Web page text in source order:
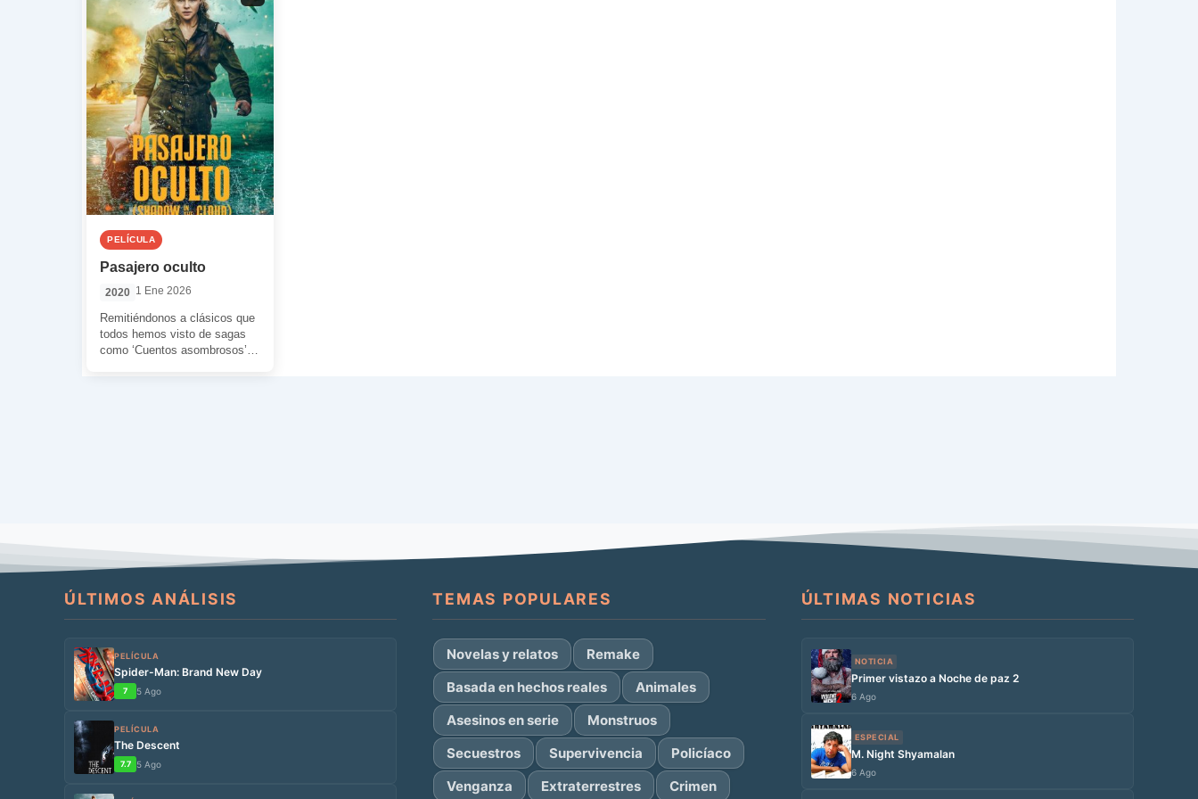
PELÍCULA
Pasajero oculto
2020 1 Ene 2026
Remitiéndonos a clásicos que
todos hemos visto de sagas
como ‘Cuentos asombrosos’ o
ÚLTIMOS ANÁLISIS
PELÍCULA
Spider-Man: Brand New Day
7 5 Ago
PELÍCULA
The Descent
7.7 5 Ago
TEMAS POPULARES
Novelas y relatos
Remake
Basada en hechos reales
Animales
Asesinos en serie
Monstruos
Secuestros
Supervivencia
Policíaco
Venganza
Extraterrestres Crimen
ÚLTIMAS NOTICIAS
NOTICIA
Primer vistazo a Noche de paz 2
6 Ago
ESPECIAL
M. Night Shyamalan
6 Ago